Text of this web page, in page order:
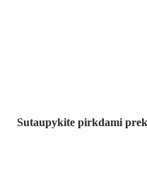
Sutaupykite pirkdami